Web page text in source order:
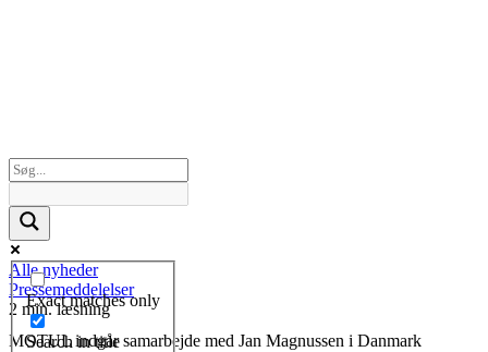
Exact matches only
Search in title
Alle nyheder
Pressemeddelelser
2 min. læsning
MOTUL indgår samarbejde med Jan Magnussen i Danmark